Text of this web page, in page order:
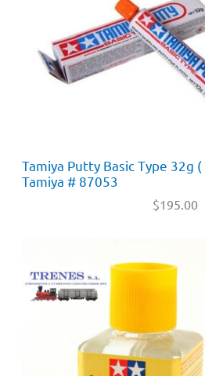
Tamiya Putty Basic Type 32g
Tamiya # 87053
$195.00